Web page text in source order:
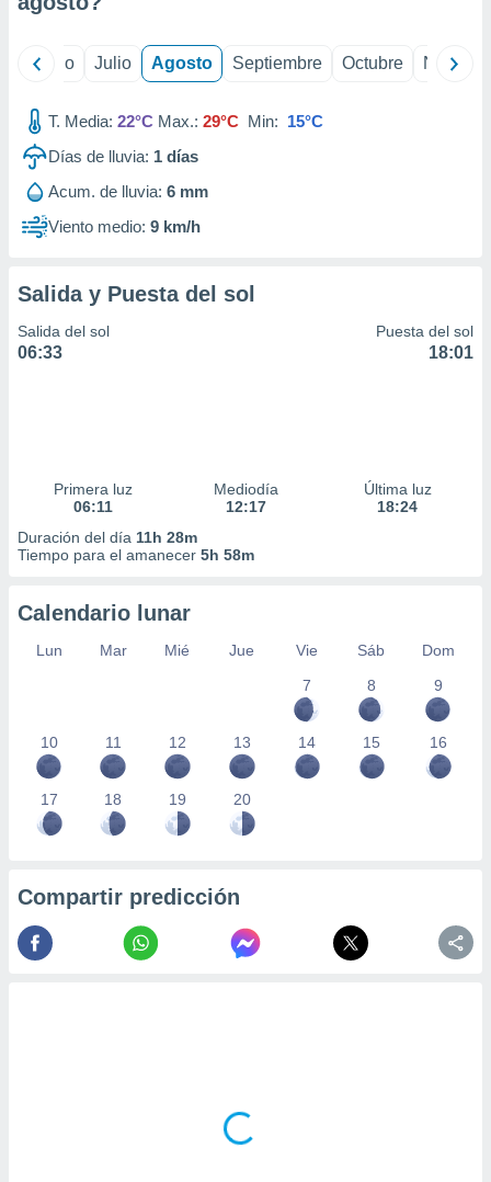
mediante
publicidad
publicidad
1199
Junio Julio Agosto Septiembre Octubre
T. Media: 22°C Max.: 29°C Min: 15°C
Días de lluvia: 1 días
Acum. de lluvia: 6 mm
Viento medio: 9 km/h
Salida y Puesta del sol
Salida del sol
06:33
Puesta del sol
18:01
Primera luz
06:11
Mediodía
12:17
Última luz
18:24
Duración del día 11h 28m
Tiempo para el amanecer 5h 58m
Calendario lunar
Lun Mar Mié Jue Vie Sáb
Dom
7
8 9
10 11 12 13 14 15 16
17 18 19 20
Compartir predicción